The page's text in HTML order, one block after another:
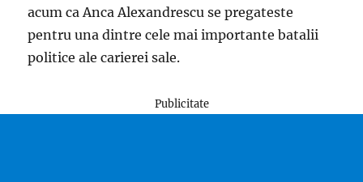
acum ca Anca Alexandrescu se pregateste
pentru una dintre cele mai importante batalii
politice ale carierei sale.
Publicitate